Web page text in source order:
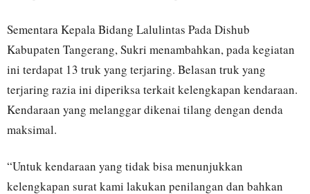
Sementara Kepala Bidang Lalulintas Pada Dishub
Kabupaten Tangerang, Sukri menambahkan, pada kegiatan
ini terdapat 13 truk yang terjaring. Belasan truk yang
terjaring razia ini diperiksa terkait kelengkapan kendaraan.
Kendaraan yang melanggar dikenai tilang dengan denda
maksimal.
“Untuk kendaraan yang tidak bisa menunjukkan
kelengkapan surat kami lakukan penilangan dan bahkan